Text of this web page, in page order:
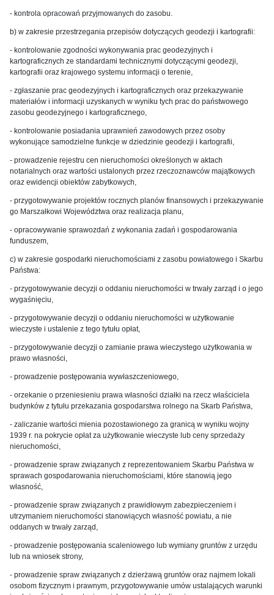
- kontrola opracowań przyjmowanych do zasobu.
b) w zakresie przestrzegania przepisów dotyczących geodezji i kartografii:
- kontrolowanie zgodności wykonywania prac geodezyjnych i
kartograficznych ze standardami technicznymi dotyczącymi geodezji,
kartografii oraz krajowego systemu informacji o terenie,
- zgłaszanie prac geodezyjnych i kartograficznych oraz przekazywanie
materiałów i informacji uzyskanych w wyniku tych prac do państwowego
zasobu geodezyjnego i kartograficznego,
- kontrolowanie posiadania uprawnień zawodowych przez osoby
wykonujące samodzielne funkcje w dziedzinie geodezji i kartografii,
- prowadzenie rejestru cen nieruchomości określonych w aktach
notarialnych oraz wartości ustalonych przez rzeczoznawców majątkowych
oraz ewidencji obiektów zabytkowych,
- przygotowywanie projektów rocznych planów finansowych i przekazywanie
go Marszałkowi Województwa oraz realizacja planu,
- opracowywanie sprawozdań z wykonania zadań i gospodarowania
funduszem,
c) w zakresie gospodarki nieruchomościami z zasobu powiatowego i Skarbu
Państwa:
- przygotowywanie decyzji o oddaniu nieruchomości w trwały zarząd i o jego
wygaśnięciu,
- przygotowywanie decyzji o oddaniu nieruchomości w użytkowanie
wieczyste i ustalenie z tego tytułu opłat,
- przygotowywanie decyzji o zamianie prawa wieczystego użytkowania w
prawo własności,
- prowadzenie postępowania wywłaszczeniowego,
- orzekanie o przeniesieniu prawa własności działki na rzecz właściciela
budynków z tytułu przekazania gospodarstwa rolnego na Skarb Państwa,
- zaliczanie wartości mienia pozostawionego za granicą w wyniku wojny
1939 r. na pokrycie opłat za użytkowanie wieczyste lub ceny sprzedaży
nieruchomości,
- prowadzenie spraw związanych z reprezentowaniem Skarbu Państwa w
sprawach gospodarowania nieruchomościami, które stanowią jego
własność,
- prowadzenie spraw związanych z prawidłowym zabezpieczeniem i
utrzymaniem nieruchomości stanowiących własność powiatu, a nie
oddanych w trwały zarząd,
- prowadzenie postępowania scaleniowego lub wymiany gruntów z urzędu
lub na wniosek strony,
- prowadzenie spraw związanych z dzierżawą gruntów oraz najmem lokali
osobom fizycznym i prawnym, przygotowywanie umów ustalających warunki